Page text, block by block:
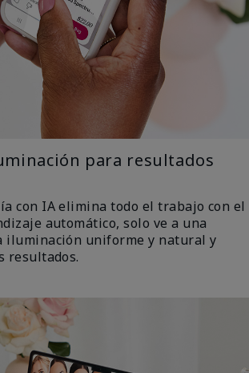
para resultados
con IA elimina todo el trabajo con el
automático, solo ve a una
iluminación uniforme y natural y
resultados.